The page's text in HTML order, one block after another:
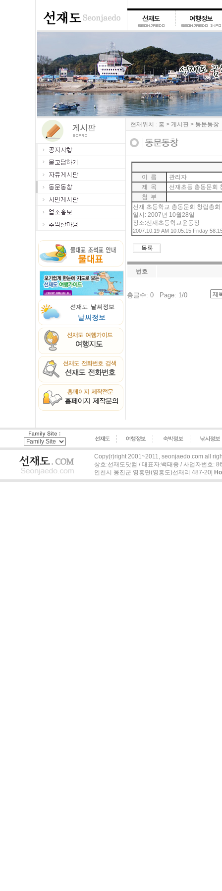
현재위치 : 홈 > 게시판 > 동문동창
이 름
관리자
제 목
선재초등 총동문회
첨 부
선재 초등학교 총동문회 창립총
일시: 2007년 10월28일
장소:선재초등학교운동장
2007.10.19 AM 10:05:15 Friday
번호
총글수: 0 Page: 1/0
Copy(r)right 2001~2011, seonjaedo.com all
상호:선재도닷컴 / 대표자:백태종 / 사업자번호:
인천시 옹진군 영흥면(영흥도)선재리 487-20|